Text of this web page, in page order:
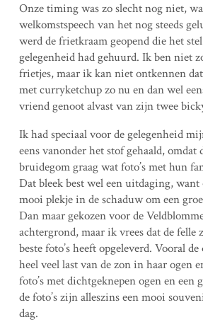
Onze timing was zo slecht nog niet,
welkomstspeech van het nog steeds
werd de frietkraam geopend die het
gelegenheid had gehuurd. Ik ben niet
frietjes, maar ik kan niet ontkennen
met curryketchup zo nu en dan wel
vriend genoot alvast van zijn twee
Ik had speciaal voor de gelegenheid
eens vanonder het stof gehaald, omdat
bruidegom graag wat foto’s met hun
Dat bleek best wel een uitdaging, want
mooi plekje in de schaduw om een
Dan maar gekozen voor de
achtergrond, maar ik vrees dat de felle
beste foto’s heeft opgeleverd. Vooral
heel veel last van de zon in haar ogen
foto’s met dichtgeknepen ogen en een
de foto’s zijn alleszins een mooi
dag.